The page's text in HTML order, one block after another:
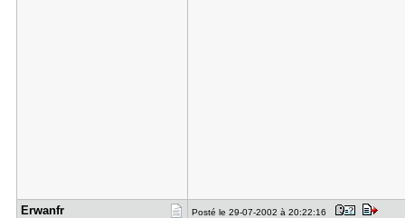
Erwanfr Posté le 29-07-2002 à 20:22:16